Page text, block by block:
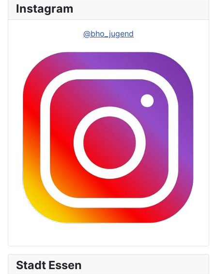
Instagram
@bho_jugend
Stadt Essen